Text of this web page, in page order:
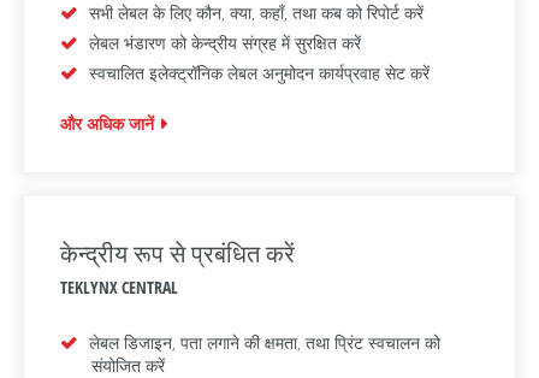
सभी लेबल के लिए कौन, क्या, कहाँ, तथा कब को रिपोर्ट करें
लेबल भंडारण को केन्द्रीय संग्रह में सुरक्षित करें
स्वचालित इलेक्ट्रॉनिक लेबल अनुमोदन कार्यप्रवाह सेट करें
और अधिक जानें
केन्द्रीय रूप से प्रबंधित करें
TEKLYNX CENTRAL
लेबल डिजाइन, पता लगाने की क्षमता, तथा प्रिंट स्वचालन को
संयोजित करें